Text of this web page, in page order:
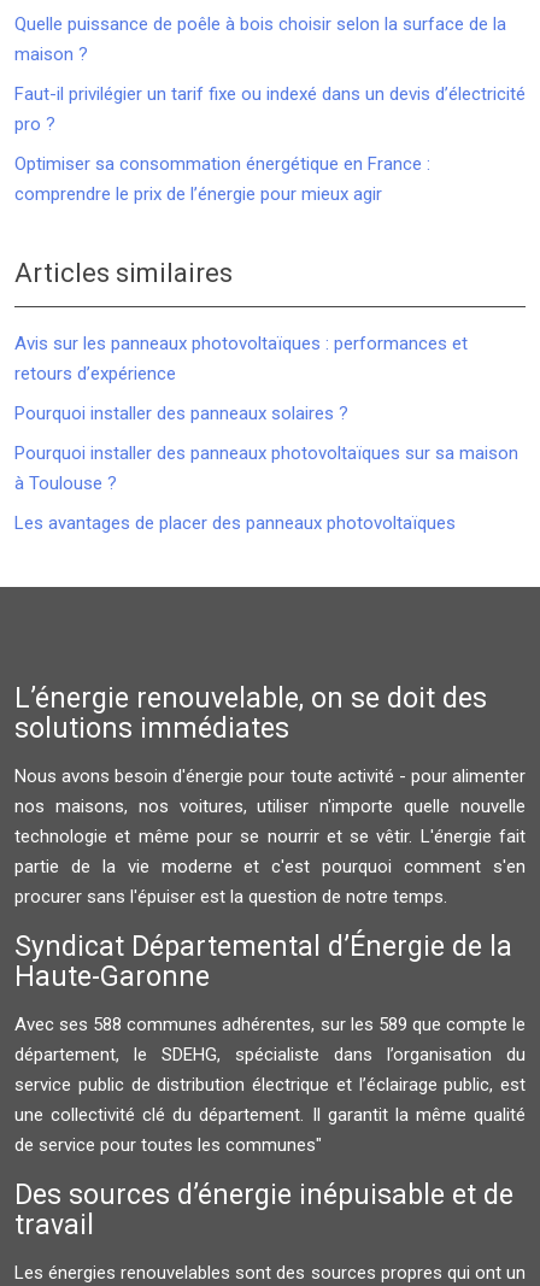
Quelle puissance de poêle à bois choisir selon la surface de la
maison ?
Faut-il privilégier un tarif fixe ou indexé dans un devis d’électricité
pro ?
Optimiser sa consommation énergétique en France :
comprendre le prix de l’énergie pour mieux agir
Articles similaires
Avis sur les panneaux photovoltaïques : performances et
retours d’expérience
Pourquoi installer des panneaux solaires ?
Pourquoi installer des panneaux photovoltaïques sur sa maison
à Toulouse ?
Les avantages de placer des panneaux photovoltaïques
L’énergie renouvelable, on se doit des
solutions immédiates
Nous avons besoin d'énergie pour toute activité - pour alimenter
nos maisons, nos voitures, utiliser n'importe quelle nouvelle
technologie et même pour se nourrir et se vêtir. L'énergie fait
partie de la vie moderne et c'est pourquoi comment s'en
procurer sans l'épuiser est la question de notre temps.
Syndicat Départemental d’Énergie de la
Haute-Garonne
Avec ses 588 communes adhérentes, sur les 589 que compte le
département, le SDEHG, spécialiste dans l’organisation du
service public de distribution électrique et l’éclairage public, est
une collectivité clé du département. Il garantit la même qualité
de service pour toutes les communes"
Des sources d’énergie inépuisable et de
travail
Les énergies renouvelables sont des sources propres qui ont un